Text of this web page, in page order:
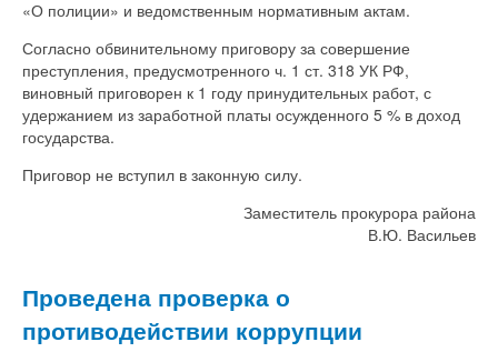
«О полиции» и ведомственным нормативным актам.
Согласно обвинительному приговору за совершение
преступления, предусмотренного ч. 1 ст. 318 УК РФ,
виновный приговорен к 1 году принудительных работ, с
удержанием из заработной платы осужденного 5 % в доход
государства.
Приговор не вступил в законную силу.
Заместитель прокурора района
В.Ю. Васильев
Проведена проверка о
противодействии коррупции